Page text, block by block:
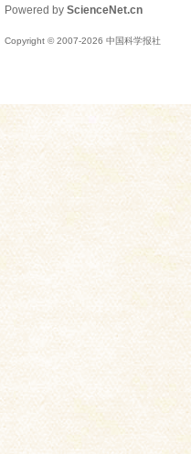
Powered by ScienceNet.cn
Copyright © 2007-2026 中国科学报社